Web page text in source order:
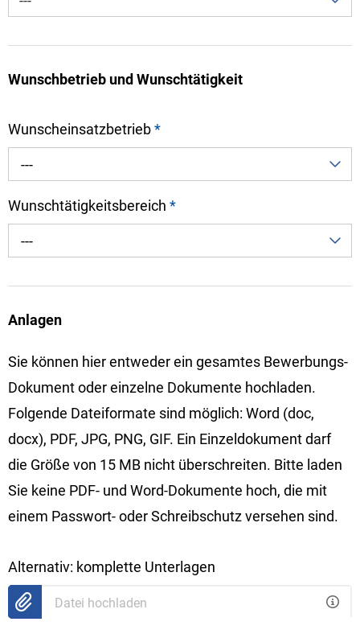
Wunschbetrieb und Wunschtätigkeit
Wunscheinsatzbetrieb*
---
Wunschtätigkeitsbereich *
---
Anlagen
Sie können hier entweder ein gesamtes Bewerbungs-
Dokument oder einzelne Dokumente hochladen.
Folgende Dateiformate sind möglich: Word (doc,
docx), PDF, JPG, PNG, GIF. Ein Einzeldokument darf
die Größe von 15 MB nicht überschreiten. Bitte laden
Sie keine PDF- und Word-Dokumente hoch, die mit
einem Passwort- oder Schreibschutz versehen sind.
Alternativ: komplette Unterlagen
Datei hochladen